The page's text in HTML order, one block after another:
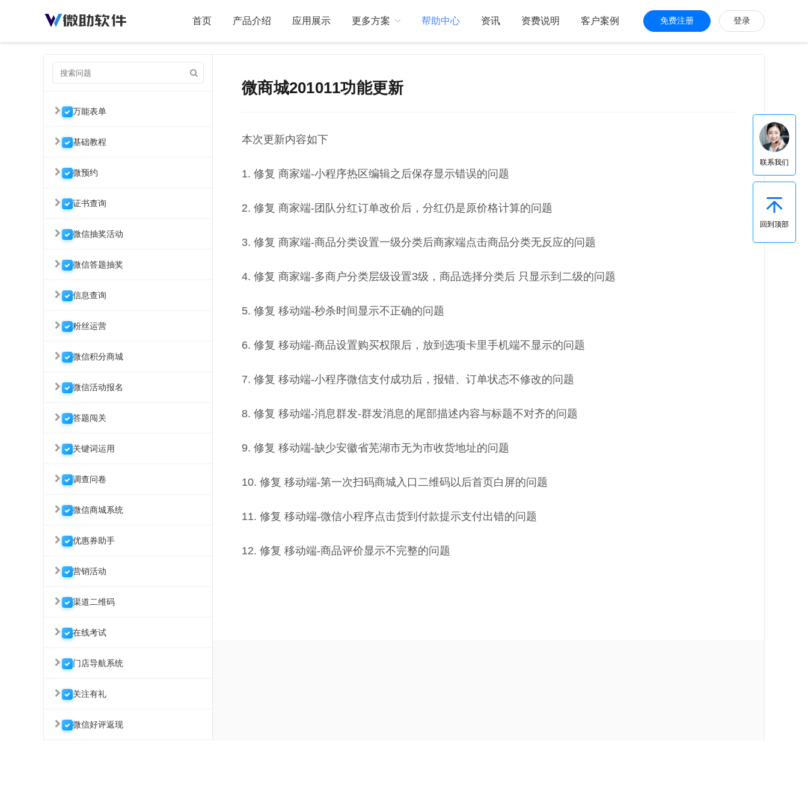
首页 产品介绍 应用展示 更多方案 帮助中心 资讯 资费说明 客户案例 免费注册 登录
万能表单
基础教程
微预约
证书查询
微信抽奖活动
微信答题抽奖
信息查询
粉丝运营
微信积分商城
微信活动报名
答题闯关
关键词运用
调查问卷
微信商城系统
优惠券助手
营销活动
渠道二维码
在线考试
门店导航系统
关注有礼
微信好评返现
微商城201011功能更新
本次更新内容如下
1. 修复 商家端-小程序热区编辑之后保存显示错误的问题
2. 修复 商家端-团队分红订单改价后，分红仍是原价格计算的问题
3. 修复 商家端-商品分类设置一级分类后商家端点击商品分类无反应的问题
4. 修复 商家端-多商户分类层级设置3级，商品选择分类后 只显示到二级的问题
5. 修复 移动端-秒杀时间显示不正确的问题
6. 修复 移动端-商品设置购买权限后，放到选项卡里手机端不显示的问题
7. 修复 移动端-小程序微信支付成功后，报错、订单状态不修改的问题
8. 修复 移动端-消息群发-群发消息的尾部描述内容与标题不对齐的问题
9. 修复 移动端-缺少安徽省芜湖市无为市收货地址的问题
10. 修复 移动端-第一次扫码商城入口二维码以后首页白屏的问题
11. 修复 移动端-微信小程序点击货到付款提示支付出错的问题
12. 修复 移动端-商品评价显示不完整的问题
联系我们
回到顶部